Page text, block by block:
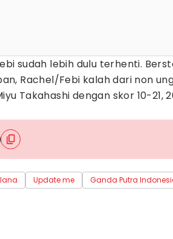
sudah lebih dulu terhenti.
Rachel/Febi kalah dari non
Takahashi dengan skor 10-21,
Update me
Ganda Putra